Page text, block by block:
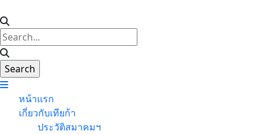
หน้าแรก
เกี่ยวกับเทียก้า
ประวัติสมาคมฯ